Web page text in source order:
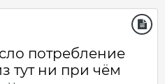
потребление
тут ни при чём